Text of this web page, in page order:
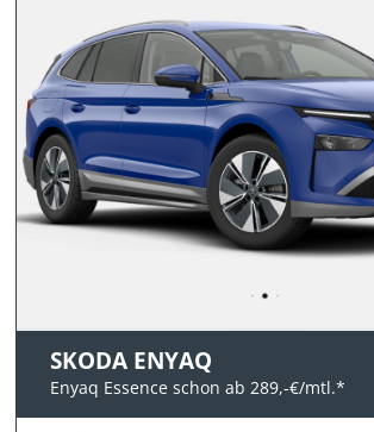
SKODA ENYAQ
Enyaq Essence schon ab 289,-€/mtl.*